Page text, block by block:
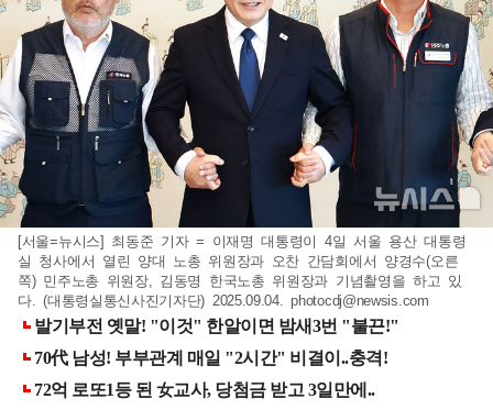
[서울=뉴시스] 최동준 기자 = 이재명 대통령이 4일 서울 용산 대통령
실 청사에서 열린 양대 노총 위원장과 오찬 간담회에서 양경수(오른
쪽) 민주노총 위원장, 김동명 한국노총 위원장과 기념촬영을 하고 있
다. (대통령실통신사진기자단) 2025.09.04.photocdj@newsis.com